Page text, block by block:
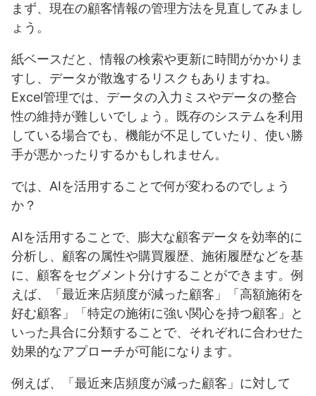
まず、現在の顧客情報の管理方法を見直してみまし
ょう。
紙ベースだと、情報の検索や更新に時間がかかりま
すし、データが散逸するリスクもありますね。
Excel管理では、データの入力ミスやデータの整合
性の維持が難しいでしょう。既存のシステムを利用
している場合でも、機能が不足していたり、使い勝
手が悪かったりするかもしれません。
では、AIを活用することで何が変わるのでしょう
か？
AIを活用することで、膨大な顧客データを効率的に
分析し、顧客の属性や購買履歴、施術履歴などを基
に、顧客をセグメント分けすることができます。例
えば、「最近来店頻度が減った顧客」「高額施術を
好む顧客」「特定の施術に強い関心を持つ顧客」と
いった具合に分類することで、それぞれに合わせた
効果的なアプローチが可能になります。
例えば、「最近来店頻度が減った顧客」に対して